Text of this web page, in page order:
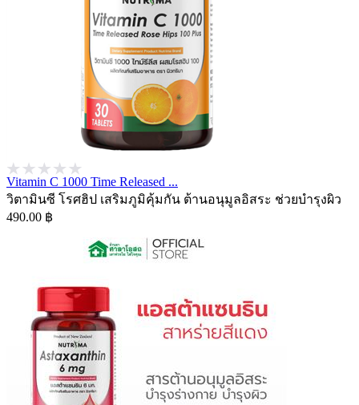
Vitamin C 1000 Time Released ...
วิตามินซี โรศฮิป เสริมภูมิคุ้มกัน ต้านอนุมูลอิสระ ช่วยบำรุงผิว
490.00 ฿